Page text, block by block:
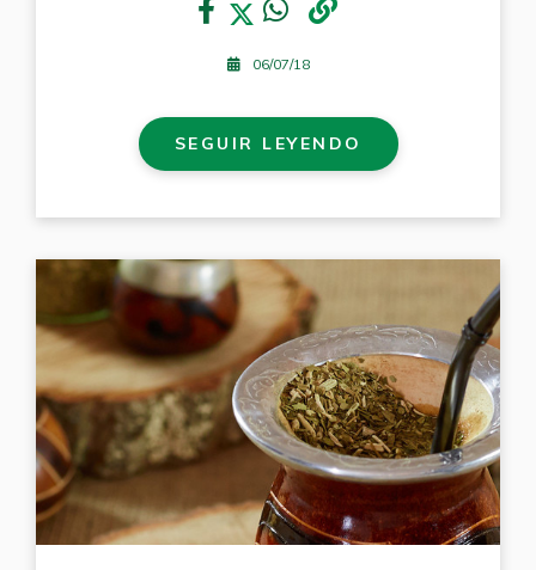
06/07/18
SEGUIR LEYENDO